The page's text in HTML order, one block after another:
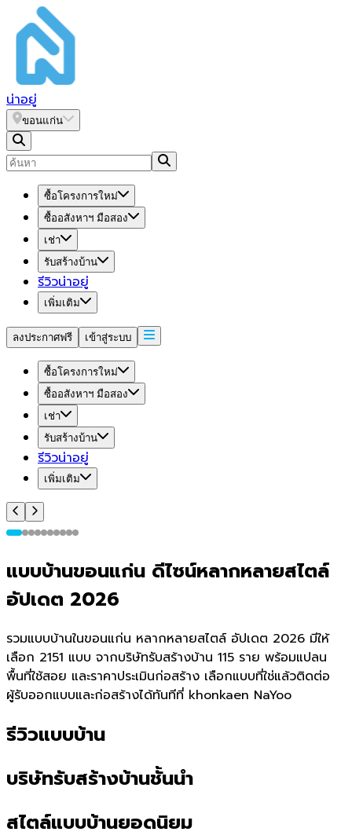
น่าอยู่
ขอนแก่น
ซื้อโครงการใหม่
ซื้ออสังหาฯ มือสอง
เช่า
รับสร้างบ้าน
รีวิวน่าอยู่
เพิ่มเติม
ลงประกาศฟรี เข้าสู่ระบบ
ซื้อโครงการใหม่
ซื้ออสังหาฯ มือสอง
เช่า
รับสร้างบ้าน
รีวิวน่าอยู่
เพิ่มเติม
แบบบ้านขอนแก่น ดีไซน์หลากหลายสไตล์
อัปเดต 2026
รวมแบบบ้านในขอนแก่น หลากหลายสไตล์ อัปเดต 2026 มีให้
เลือก 2151 แบบ จากบริษัทรับสร้างบ้าน 115 ราย พร้อมแปลน
พื้นที่ใช้สอย และราคาประเมินก่อสร้าง เลือกแบบที่ใช่แล้วติดต่อ
ผู้รับออกแบบและก่อสร้างได้ทันทีที่ khonkaen NaYoo
รีวิวแบบบ้าน
บริษัทรับสร้างบ้านชั้นนำ
สไตล์แบบบ้านยอดนิยม